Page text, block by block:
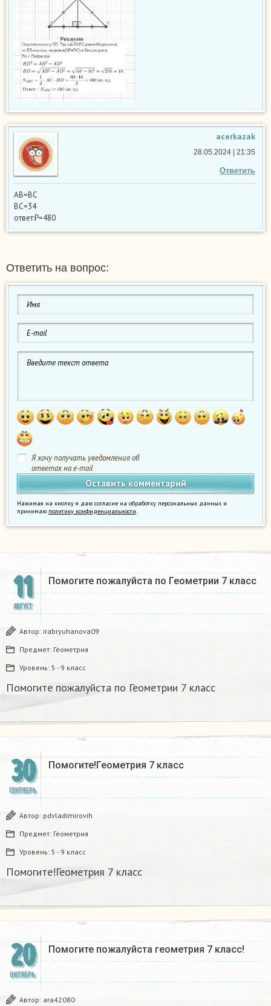
acerkazak
Ответить
28.05.2024 | 21:35
AB=BC
BC=34
ответ:P=480
Ответить на вопрос:
Я хочу получать уведомления об
ответах на e-mail
Нажимая на кнопку я даю согласие на обработку персональных данных и
принимаю политику конфиденциальности.
11
АВГУСТ
Помогите пожалуйста по Геометрии 7 класс
Автор: irabryuhanova09
Предмет: Геометрия
Уровень: 5 - 9 класс
Помогите пожалуйста по Геометрии 7 класс
30
СЕНТЯБРЬ
Помогите!Геометрия 7 класс
Автор: pdvladimirovih
Предмет: Геометрия
Уровень: 5 - 9 класс
Помогите!Геометрия 7 класс
20
ОКТЯБРЬ
Помогите пожалуйста геометрия 7 класс!
Автор: ara42080